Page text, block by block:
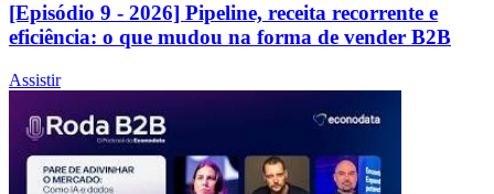
[Episódio 9 - 2026] Pipeline, receita recorrente e
eficiência: o que mudou na forma de vender B2B
Assistir